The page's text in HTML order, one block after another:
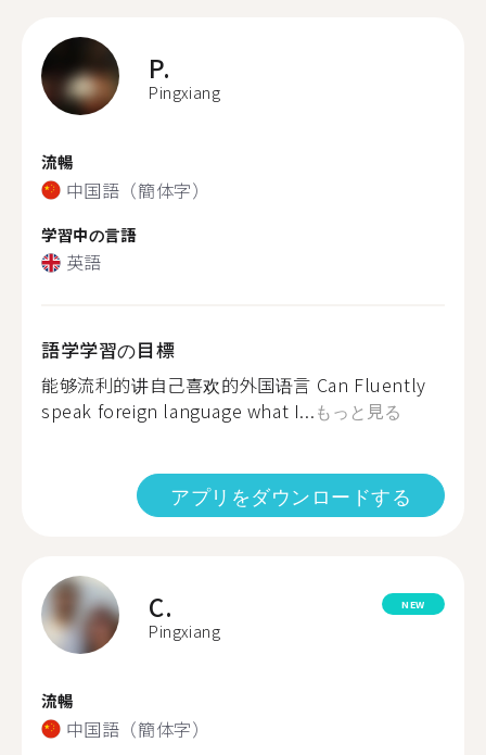
P.
Pingxiang
流暢
中国語（簡体字）
学習中の言語
英語
語学学習の目標
能够流利的讲自己喜欢的外国语言 Can Fluently
speak foreign language what I...もっと見る
アプリをダウンロードする
C.
Pingxiang
NEW
流暢
中国語（簡体字）